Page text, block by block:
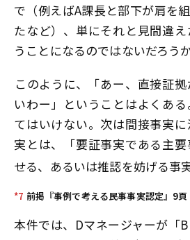
で（例えばA課長と部下が肩を
たなど）、単にそれと見間違
うことになるのではないだろう
――このように、「あー、直接証
いわー」ということはよくあ
てはいけない。次は間接事実
実とは、「要証事実である主
せる、あるいは推認を妨げる事
*7 前掲『事例で考える民事事実認定』9頁
本件では、Dマネージャーが「